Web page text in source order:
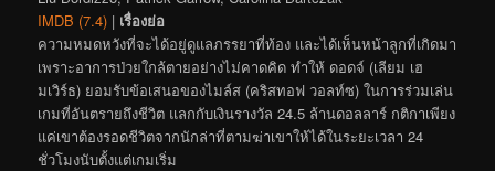
IMDB (7.4) | เรื่องย่อ
ความหมดหวังที่จะได้อยู่ดูแลภรรยาที่ท้อง และได้เห็นหน้าลูกที่เกิดมา
เพราะอาการป่วยใกล้ตายอย่างไม่คาดคิด ทำให้ ดอดจ์ (เลียม เฮ
มเวิร์ธ) ยอมรับข้อเสนอของไมล์ส (คริสทอฟ วอลท์ซ) ในการร่วมเล่น
เกมที่อันตรายถึงชีวิต แลกกับเงินรางวัล 24.5 ล้านดอลลาร์ กติกาเพียง
แค่เขาต้องรอดชีวิตจากนักล่าที่ตามฆ่าเขาให้ได้ในระยะเวลา 24
ชั่วโมงนับตั้งแต่เกมเริ่ม